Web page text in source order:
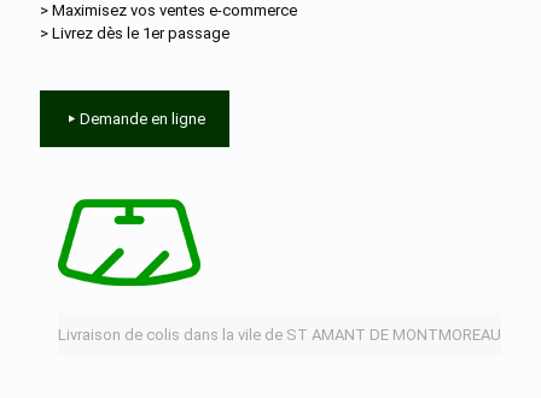
> Maximisez vos ventes e‑commerce
> Livrez dès le 1er passage
Demande en ligne
Livraison de colis dans la vile de ST AMANT DE MONTMOREAU